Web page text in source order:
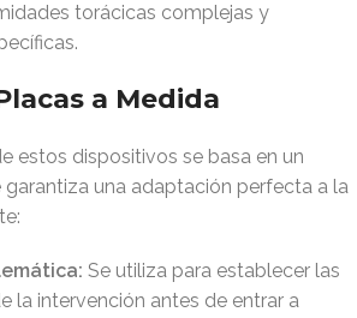
torácicas complejas y
.
a Medida
estos dispositivos se basa en un
una adaptación perfecta a la
Se utiliza para establecer las
la intervención antes de entrar a